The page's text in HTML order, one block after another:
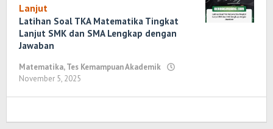
Lanjut
Latihan Soal TKA Matematika Tingkat
Lanjut SMK dan SMA Lengkap dengan
Jawaban
Matematika,Tes Kemampuan Akademik
November 5, 2025